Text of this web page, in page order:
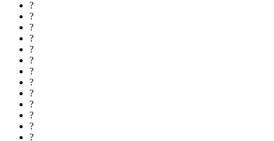
?
?
?
?
?
?
?
?
?
?
?
?
?